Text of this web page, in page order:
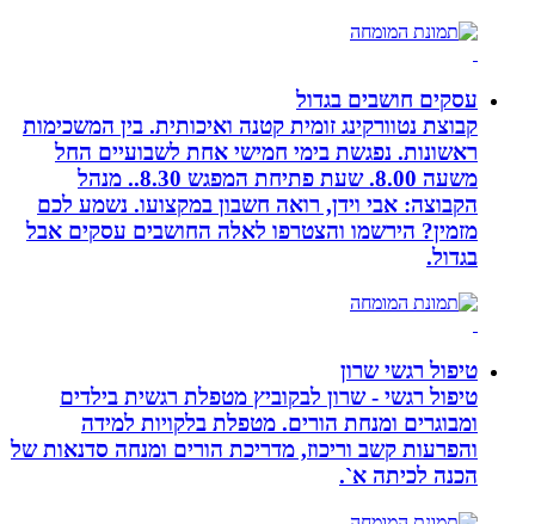
עסקים חושבים בגדול
קבוצת נטוורקינג זומית קטנה ואיכותית. בין המשכימות
ראשונות. נפגשת בימי חמישי אחת לשבועיים החל
משעה 8.00. שעת פתיחת המפגש 8.30.. מנהל
הקבוצה: אבי וידן, רואה חשבון במקצועו. נשמע לכם
מזמין? הירשמו והצטרפו לאלה החושבים עסקים אבל
בגדול.
טיפול רגשי שרון
טיפול רגשי - שרון לבקוביץ מטפלת רגשית בילדים
ומבוגרים ומנחת הורים. מטפלת בלקויות למידה
והפרעות קשב וריכוז, מדריכת הורים ומנחה סדנאות של
הכנה לכיתה א`.